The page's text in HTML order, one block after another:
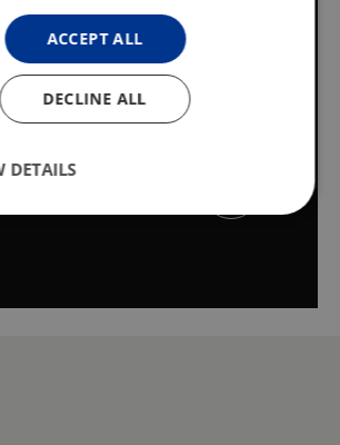
du ellers kan
om skoler og
institutioner
ACCEPT ALL
DECLINE ALL
DETAILS